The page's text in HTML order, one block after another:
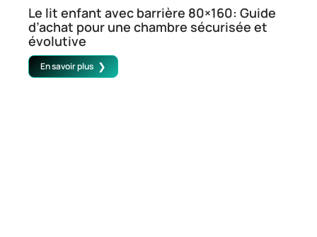
Le lit enfant avec barrière 80×160: Guide
d’achat pour une chambre sécurisée et
évolutive
En savoir plus